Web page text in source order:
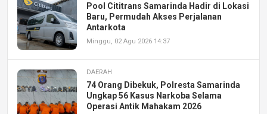
Pool Cititrans Samarinda Hadir di Lokasi
Baru, Permudah Akses Perjalanan
Antarkota
Minggu, 02 Agu 2026 14:37
DAERAH
74 Orang Dibekuk, Polresta Samarinda
Ungkap 56 Kasus Narkoba Selama
Operasi Antik Mahakam 2026